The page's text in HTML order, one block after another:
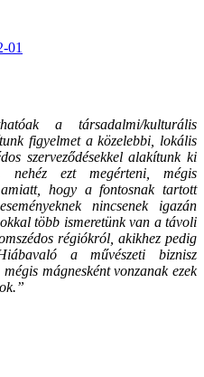
01
a társadalmi/kulturális
figyelmet a közelebbi, lokális
szerveződésekkel alakítunk ki
nehéz ezt megérteni, mégis
hogy a fontosnak tartott
nincsenek igazán
több ismeretünk van a távoli
régiókról, akikhez pedig
a művészeti biznisz
mágnesként vonzanak ezek